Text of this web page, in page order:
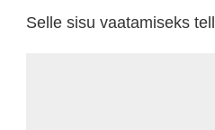
Selle sisu vaatamiseks